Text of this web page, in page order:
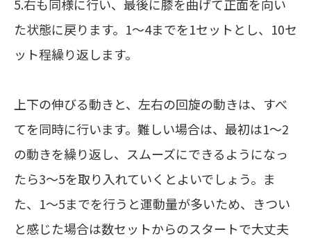
5.右も同様に行い、最後に膝を曲げて正面を向い
た状態に戻ります。1～4までを1セットとし、10セ
ット程繰り返します。
上下の伸びる動きと、左右の回旋の動きは、すべ
てを同時に行います。難しい場合は、最初は1～2
の動きを繰り返し、スムーズにできるようになっ
たら3～5を取り入れていくとよいでしょう。ま
た、1～5までを行うと運動量が多いため、きつい
と感じた場合は数セットからのスタートで大丈夫